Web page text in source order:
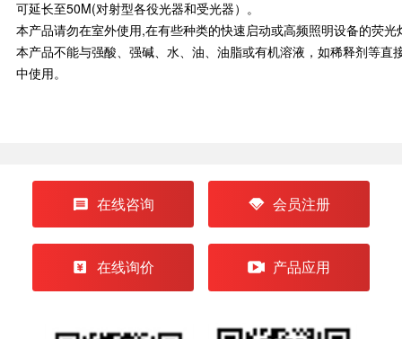
可延长至50M(对射型各役光器和受光器）。
本产品请勿在室外使用,在有些种类的快速启动或高频照明设备的荧
本产品不能与强酸、强碱、水、油、油脂或有机溶液，如稀释剂等
中使用。
在线咨询 会员注册
在线询价 产品应用